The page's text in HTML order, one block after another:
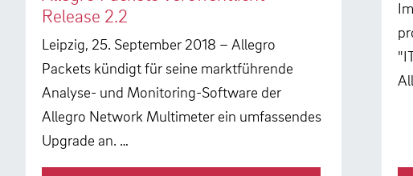
Release 2.2
Leipzig, 25. September 2018 – Allegro
Packets kündigt für seine marktführende
Analyse- und Monitoring-Software der
Allegro Network Multimeter ein umfassendes
Upgrade an. …